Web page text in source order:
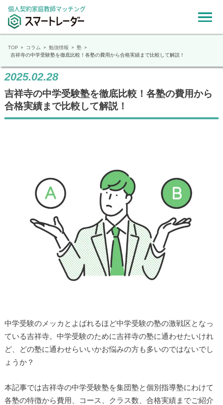
個人契約家庭教師マッチング
▶
TOP コラム 勉強情報
塾
吉祥寺の中学受験塾を徹底比較！各塾の費用から合格実績まで比較して解説！
2025.02.28
吉祥寺の中学受験塾を徹底比較！各塾の費用から
合格実績まで比較して解説！
中学受験のメッカとよばれるほど中学受験の塾の激戦区となっ
ている吉祥寺。中学受験のために吉祥寺の塾に通わせたいけれ
ど、どの塾に通わせらいいかお悩みの方も多いのではないでし
ょうか？
本記事では吉祥寺の中学受験塾を集団塾と個別指導塾にわけて
各塾の特徴から費用、コース、クラス数、合格実績までご紹介